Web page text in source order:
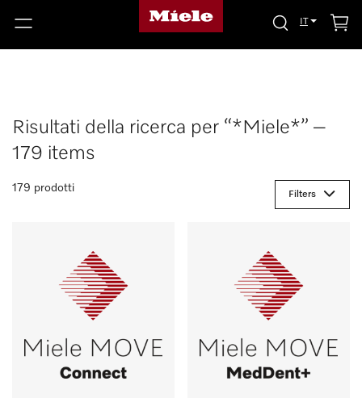
IT
Risultati della ricerca per “*Miele*” –
179 items
179 prodotti
Filters